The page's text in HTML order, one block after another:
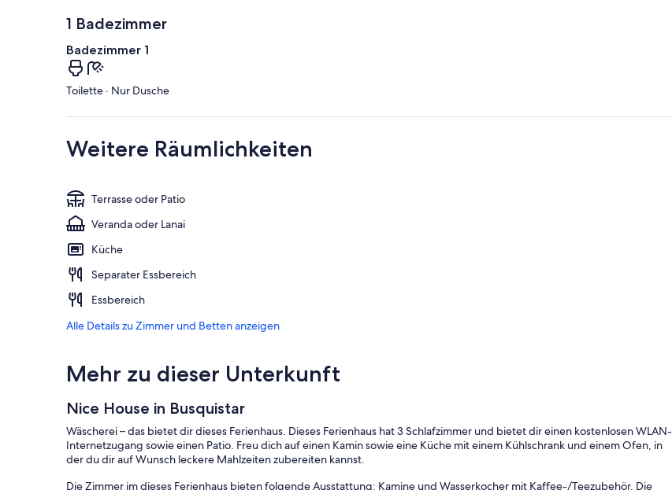
1 Badezimmer
Badezimmer 1
Toilette · Nur Dusche
Weitere Räumlichkeiten
Terrasse oder Patio
Veranda oder Lanai
Küche
Separater Essbereich
Essbereich
Alle Details zu Zimmer und Betten anzeigen
Mehr zu dieser Unterkunft
Nice House in Busquistar
Wäscherei – das bietet dir dieses Ferienhaus. Dieses Ferienhaus hat 3 Schlafzimmer und bietet dir einen kostenlosen WLAN-
Internetzugang sowie einen Patio. Freu dich auf einen Kamin sowie eine Küche mit einem Kühlschrank und einem Ofen, in
der du dir auf Wunsch leckere Mahlzeiten zubereiten kannst.
Die Zimmer im dieses Ferienhaus bieten folgende Ausstattung: Kamine und Wasserkocher mit Kaffee-/Teezubehör. Die